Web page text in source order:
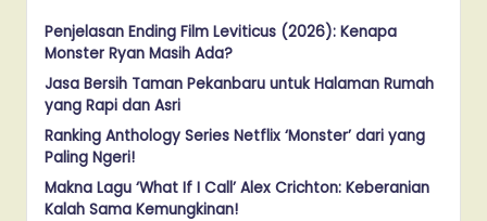
Penjelasan Ending Film Leviticus (2026): Kenapa
Monster Ryan Masih Ada?
Jasa Bersih Taman Pekanbaru untuk Halaman Rumah
yang Rapi dan Asri
Ranking Anthology Series Netflix ‘Monster’ dari yang
Paling Ngeri!
Makna Lagu ‘What If I Call’ Alex Crichton: Keberanian
Kalah Sama Kemungkinan!